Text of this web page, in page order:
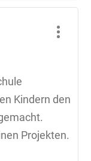
Kindern den
Projekten.